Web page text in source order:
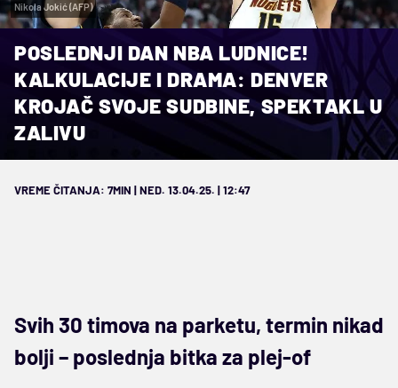
Nikola Jokić (AFP)
POSLEDNJI DAN NBA LUDNICE!
KALKULACIJE I DRAMA: DENVER
KROJAČ SVOJE SUDBINE, SPEKTAKL U
ZALIVU
VREME ČITANJA: 7MIN | NED. 13.04.25. | 12:47
Svih 30 timova na parketu, termin nikad
bolji – poslednja bitka za plej-of